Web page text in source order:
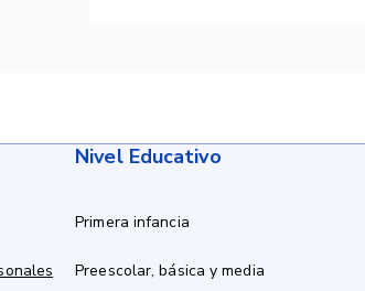
Nivel Educativo
Primera infancia
Preescolar, básica y media